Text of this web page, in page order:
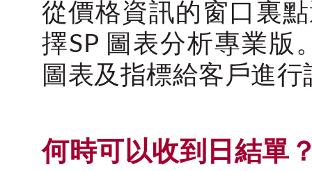
從價格資訊的窗口裏
擇SP 圖表分析專業版
圖表及指標給客戶進
何時可以收到日結單